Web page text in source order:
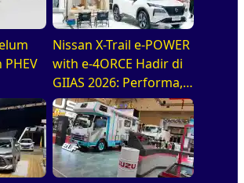
Nissan X-Trail e-POWER
with e-4ORCE Hadir di
GIIAS 2026: Performa,
Kenyamanan, dan
Teknologi Elektrifikasi
dalam Satu Paket